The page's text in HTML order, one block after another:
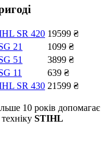
SR 420 19599 ₴
21 1099 ₴
51 3899 ₴
11 639 ₴
SR 430 21599 ₴
10 років допомагає
STIHL